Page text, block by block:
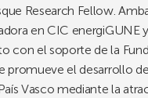
Research Fellow.
en CIC energiGUNE
con el soporte de la
promueve el desarrollo
Vasco mediante la